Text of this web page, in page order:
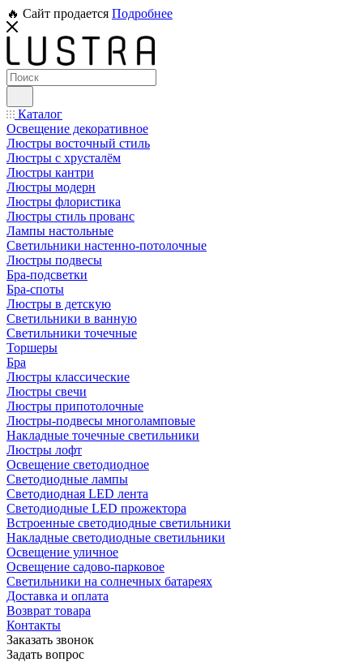
🔥 Сайт продается Подробнее
Каталог
Освещение декоративное
Люстры восточный стиль
Люстры с хрусталём
Люстры кантри
Люстры модерн
Люстры флористика
Люстры стиль прованс
Лампы настольные
Светильники настенно-потолочные
Люстры подвесы
Бра-подсветки
Бра-споты
Люстры в детскую
Светильники в ванную
Светильники точечные
Торшеры
Бра
Люстры классические
Люстры свечи
Люстры припотолочные
Люстры-подвесы многоламповые
Накладные точечные светильники
Люстры лофт
Освещение светодиодное
Светодиодные лампы
Светодиодная LED лента
Светодиодные LED прожектора
Встроенные светодиодные светильники
Накладные светодиодные светильники
Освещение уличное
Освещение садово-парковое
Светильники на солнечных батареях
Доставка и оплата
Возврат товара
Контакты
Заказать звонок
Задать вопрос